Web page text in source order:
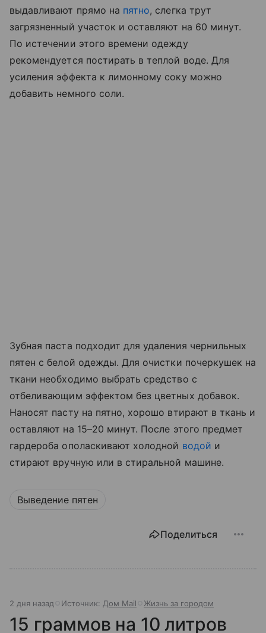
выдавливают прямо на пятно, слегка трут
загрязненный участок и оставляют на 60 минут.
По истечении этого времени одежду
рекомендуется постирать в теплой воде. Для
усиления эффекта к лимонному соку можно
добавить немного соли.
Зубная паста подходит для удаления чернильных
пятен с белой одежды. Для очистки почеркушек на
ткани необходимо выбрать средство с
отбеливающим эффектом без цветных добавок.
Наносят пасту на пятно, хорошо втирают в ткань и
оставляют на 15–20 минут. После этого предмет
гардероба ополаскивают холодной водой и
стирают вручную или в стиральной машине.
Выведение пятен
Поделиться
2 дня назад Источник: Дом Mail Жизнь за городом
15 граммов на 10 литров